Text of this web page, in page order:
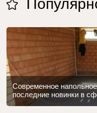
Современное
последние новинки в